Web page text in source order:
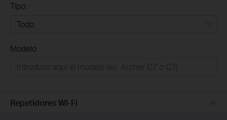
Tipo:
Empresas
Modelo:
Repetidores Wi-Fi